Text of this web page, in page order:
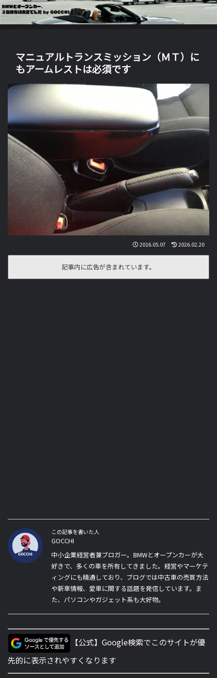
マニュアルトランスミッション（ＭＴ）に
もアームレストは必須です
2016.05.07 2026.02.20
記事内に広告が含まれています。
この記事を書いた人
GOCCHI
中小企業経営者兼ブロガー。BMWとオープンカーが大
好きで、多くの車を所有してきました。経営やマーケテ
ィングにも精通しており、ブログでは中古車の売買方法
や新車情報、愛車に関する話題を発信しています。ま
た、パソコンやガジェット系も大好物。
【公式】Google検索でこのサイトが優
先的に表示されやすくなります